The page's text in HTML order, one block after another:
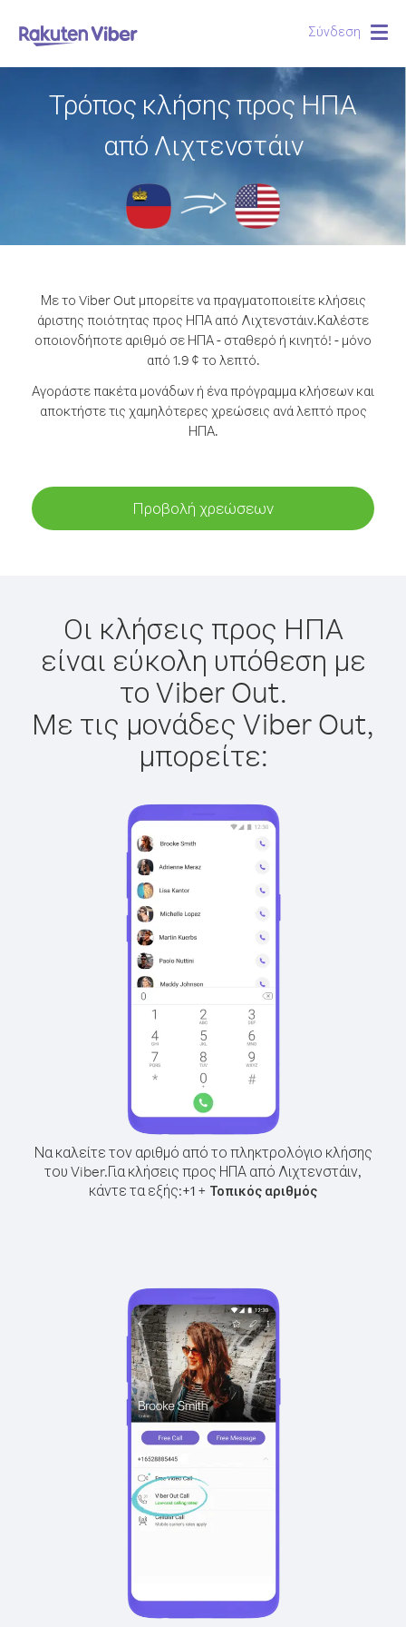
Σύνδεση
Τρόπος κλήσης προς ΗΠΑ
από Λιχτενστάιν
Με το Viber Out μπορείτε να πραγματοποιείτε κλήσεις
άριστης ποιότητας προς ΗΠΑ από Λιχτενστάιν.Καλέστε
οποιονδήποτε αριθμό σε ΗΠΑ - σταθερό ή κινητό! - μόνο
από 1.9 ¢ το λεπτό.
Αγοράστε πακέτα μονάδων ή ένα πρόγραμμα κλήσεων και
αποκτήστε τις χαμηλότερες χρεώσεις ανά λεπτό προς
ΗΠΑ.
Προβολή χρεώσεων
Οι κλήσεις προς ΗΠΑ
είναι εύκολη υπόθεση με
το Viber Out.
Με τις μονάδες Viber Out,
μπορείτε:
Να καλείτε τον αριθμό από το πληκτρολόγιο κλήσης
του Viber.Για κλήσεις προς ΗΠΑ από Λιχτενστάιν,
κάντε τα εξής:+1 + Τοπικός αριθμός